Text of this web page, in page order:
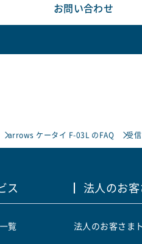
お問い合わせ
arrows ケータイ F-03L のFAQ 受
ス
覧
法人のお
法人のお客さま